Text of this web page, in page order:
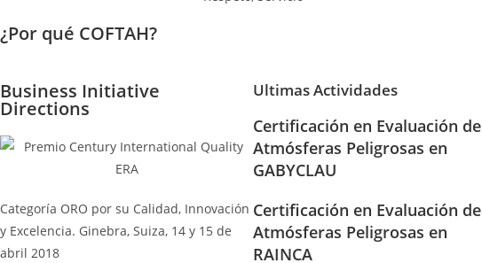
¿Por qué COFTAH?
Business Initiative
Directions
Categoría ORO por su Calidad, Innovación
y Excelencia. Ginebra, Suiza, 14 y 15 de
abril 2018
Ultimas Actividades
Certificación en Evaluación de
Atmósferas Peligrosas en
GABYCLAU
Certificación en Evaluación de
Atmósferas Peligrosas en
RAINCA